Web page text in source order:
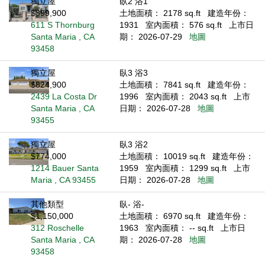
$399,900
611 S Thornburg
Santa Maria , CA
93458
土地面積： 2178 sq.ft
建造年份：
1931
室內面積： 576 sq.ft
上市日
期： 2026-07-29
地圖
獨立屋
$824,900
2439 La Costa Dr
Santa Maria , CA
93455
臥3 浴3
土地面積： 7841 sq.ft
建造年份：
1996
室內面積： 2043 sq.ft
上市
日期： 2026-07-28
地圖
獨立屋
$774,000
1214 Bauer Santa
Maria , CA 93455
臥3 浴2
土地面積： 10019 sq.ft
建造年份：
1959
室內面積： 1299 sq.ft
上市
日期： 2026-07-28
地圖
其他類型
$1,150,000
312 Roschelle
Santa Maria , CA
93458
臥- 浴-
土地面積： 6970 sq.ft
建造年份：
1963
室內面積： -- sq.ft
上市日
期： 2026-07-28
地圖